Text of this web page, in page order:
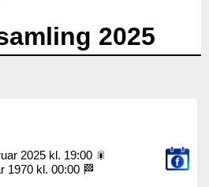
2025
2025 kl. 19:00 🎇
1970 kl. 00:00 🏁